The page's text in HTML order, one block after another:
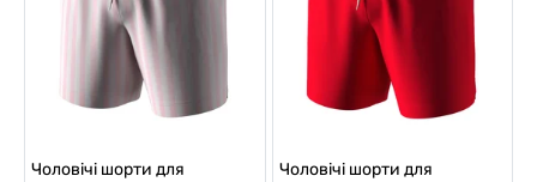
Чоловічі шорти для Чоловічі шорти для